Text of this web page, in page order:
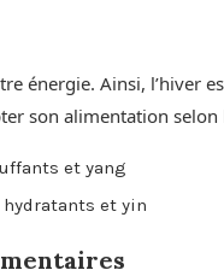
énergie. Ainsi, l’hiver
son alimentation selon
et yang
et yin